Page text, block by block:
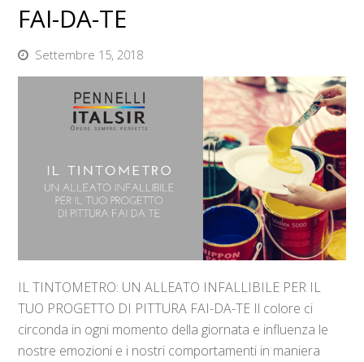
FAI-DA-TE
Settembre 15, 2018
IL TINTOMETRO: UN ALLEATO INFALLIBILE PER IL
TUO PROGETTO DI PITTURA FAI-DA-TE Il colore ci
circonda in ogni momento della giornata e influenza le
nostre emozioni e i nostri comportamenti in maniera